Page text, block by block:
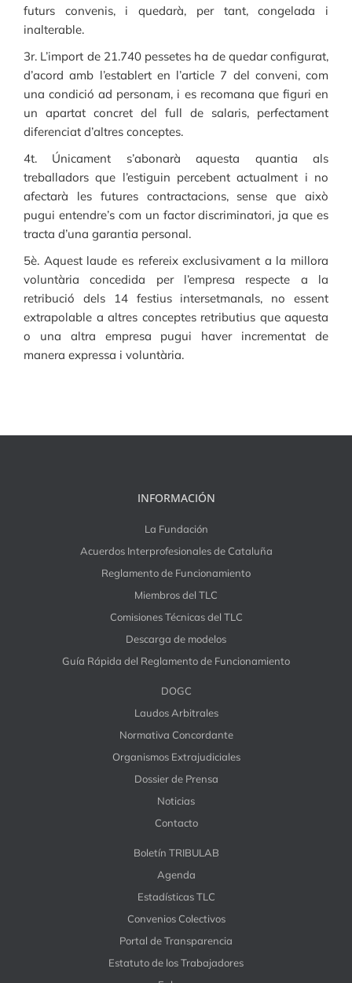
futurs convenis, i quedarà, per tant, congelada i
inalterable.
3r. L’import de 21.740 pessetes ha de quedar configurat,
d’acord amb l’establert en l’article 7 del conveni, com
una condició ad personam, i es recomana que figuri en
un apartat concret del full de salaris, perfectament
diferenciat d’altres conceptes.
4t. Únicament s’abonarà aquesta quantia als
treballadors que l’estiguin percebent actualment i no
afectarà les futures contractacions, sense que això
pugui entendre’s com un factor discriminatori, ja que es
tracta d’una garantia personal.
5è. Aquest laude es refereix exclusivament a la millora
voluntària concedida per l’empresa respecte a la
retribució dels 14 festius intersetmanals, no essent
extrapolable a altres conceptes retributius que aquesta
o una altra empresa pugui haver incrementat de
manera expressa i voluntària.
INFORMACIÓN
La Fundación
Acuerdos Interprofesionales de Cataluña
Reglamento de Funcionamiento
Miembros del TLC
Comisiones Técnicas del TLC
Descarga de modelos
Guía Rápida del Reglamento de Funcionamiento
DOGC
Laudos Arbitrales
Normativa Concordante
Organismos Extrajudiciales
Dossier de Prensa
Noticias
Contacto
Boletín TRIBULAB
Agenda
Estadísticas TLC
Convenios Colectivos
Portal de Transparencia
Estatuto de los Trabajadores